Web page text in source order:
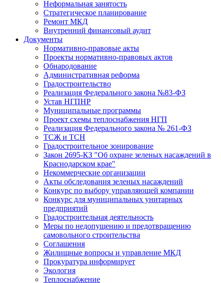
Неформальная занятость
Стратегическое планирование
Ремонт МКД
Внутренний финансовый аудит
Документы
Нормативно-правовые акты
Проекты нормативно-правовых актов
Обнародование
Административная реформа
Градостроительство
Реализация Федерального закона №83-ФЗ
Устав НГПНР
Муниципальные программы
Проект схемы теплоснабжения НГП
Реализация Федерального закона № 261-ФЗ
ТСЖ и ТСН
Градостроительное зонирование
Закон 2695-КЗ "Об охране зеленых насаждений в
Краснодарском крае"
Некоммерческие организации
Акты обследования зеленых насаждений
Конкурс по выбору управляющей компании
Конкурс для муниципальных унитарных
предприятий
Градостроительная деятельность
Меры по недопущению и предотвращению
самовольного строительства
Соглашения
Жилищные вопросы и управление МКД
Прокуратура информирует
Экология
Теплоснабжение